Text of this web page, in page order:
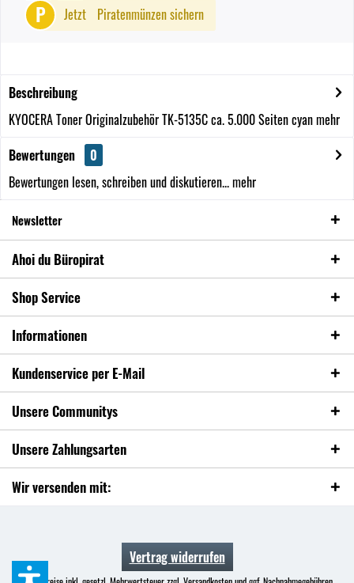
P Jetzt Piratenmünzen sichern
Beschreibung
KYOCERA Toner Originalzubehör TK-5135C ca. 5.000 Seiten cyanmehr
Bewertungen
0
Bewertungen lesen, schreiben und diskutieren...mehr
Newsletter
Ahoi du Büropirat
Shop Service
Informationen
Kundenservice per E-Mail
Unsere Communitys
Unsere Zahlungsarten
Wir versenden mit:
Vertrag widerrufen